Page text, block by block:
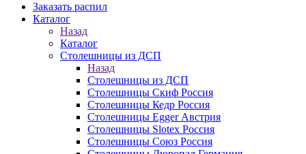
Заказать распил
Каталог
Назад
Каталог
Столешницы из ДСП
Назад
Столешницы из ДСП
Столешницы Скиф Россия
Столешницы Кедр Россия
Столешницы Egger Австрия
Столешницы Slotex Россия
Столешницы Союз Россия